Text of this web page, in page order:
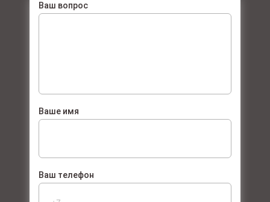
Ваш вопрос
Ваше имя
Ваш телефон